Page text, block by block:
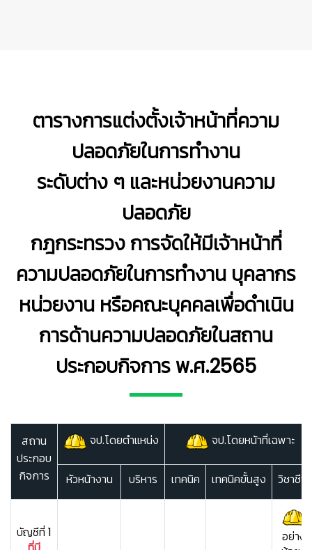
ตารางการแต่งตั้งเจ้าหน้าที่ความ
ปลอดภัยในการทำงาน
ระดับต่าง ๆ และหน่วยงานความ
ปลอดภัย
กฎกระทรวง การจัดให้มีเจ้าหน้าที่
ความปลอดภัยในการทำงาน บุคลากร
หน่วยงาน หรือคณะบุคคลเพื่อดำเนิน
การด้านความปลอดภัยในสถาน
ประกอบกิจการ พ.ศ.2565
สถาน
ประกอบ
กิจการ
จป.โดยตำแหน่ง จป.โดยหน้าที่เฉพาะ
หัวหน้างาน บริหาร เทคนิค เทคนิคขั้นสูง วิชาชีพ
บัญชีที่ 1
อย่าง